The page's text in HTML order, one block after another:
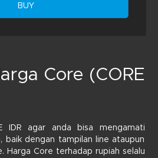
BUY
Core (CORE
IDR agar anda bisa mengamati
baik dengan tampilan line ataupun
Harga Core terhadap rupiah selalu